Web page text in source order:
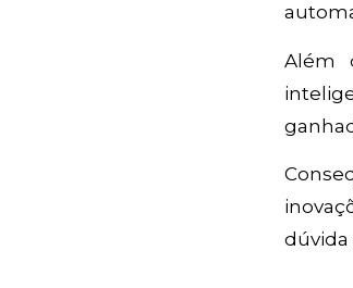
Além